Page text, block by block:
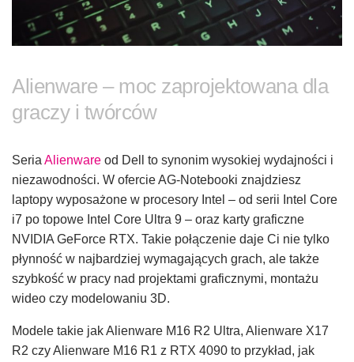
Alienware – moc zaprojektowana dla
graczy i twórców
Seria Alienware od Dell to synonim wysokiej wydajności i
niezawodności. W ofercie AG-Notebooki znajdziesz
laptopy wyposażone w procesory Intel – od serii Intel Core
i7 po topowe Intel Core Ultra 9 – oraz karty graficzne
NVIDIA GeForce RTX. Takie połączenie daje Ci nie tylko
płynność w najbardziej wymagających grach, ale także
szybkość w pracy nad projektami graficznymi, montażu
wideo czy modelowaniu 3D.
Modele takie jak Alienware M16 R2 Ultra, Alienware X17
R2 czy Alienware M16 R1 z RTX 4090 to przykład, jak